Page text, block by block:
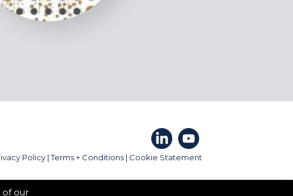
Policy|Terms + Conditions| Cookie Statement
of our